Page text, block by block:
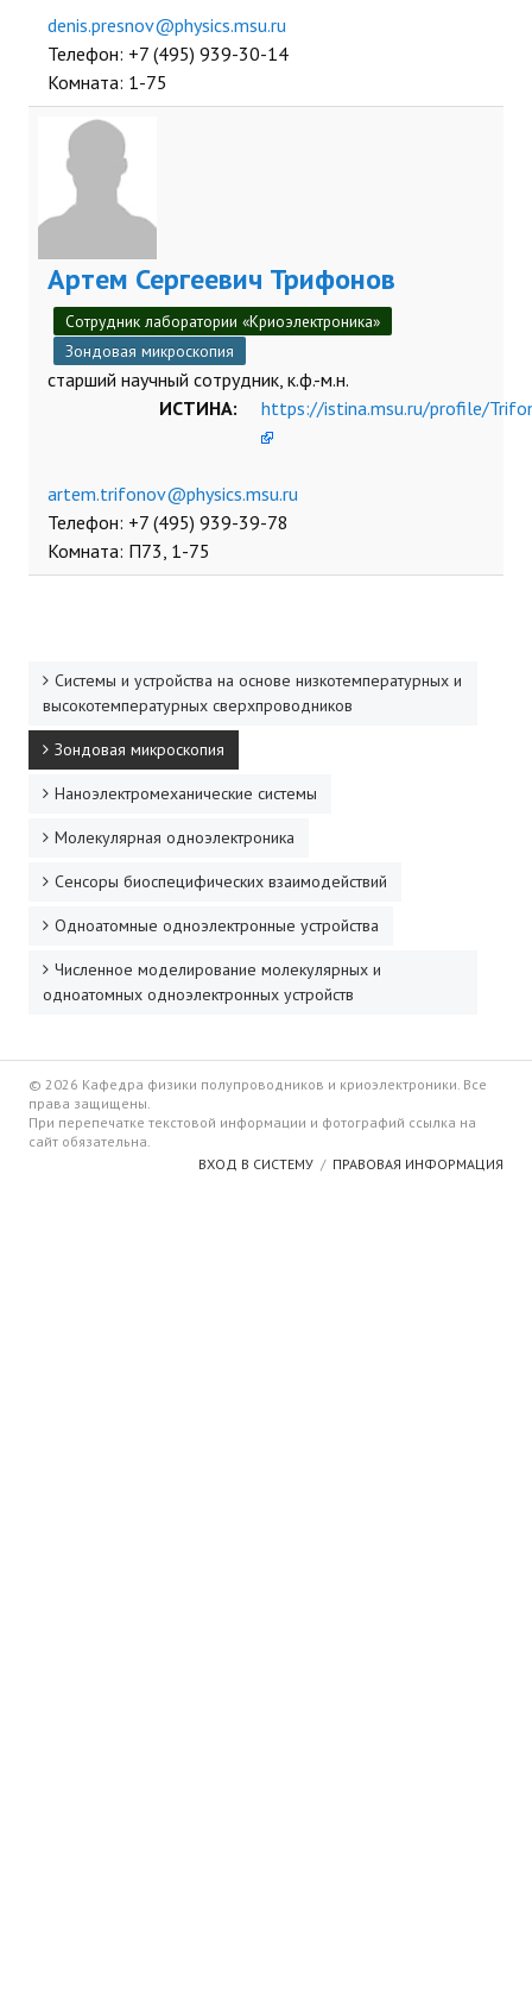
Телефон: +7 (495) 939-30-14
Комната: 1-75
Артем Сергеевич Трифонов
Сотрудник лаборатории «Криоэлектроника»
Зондовая микроскопия
старший научный сотрудник, к.ф.-м.н.
ИСТИНА:
https://istina.msu.ru/profile/
Телефон: +7 (495) 939-39-78
Комната: П73, 1-75
Системы и устройства на основе низкотемпературных и
высокотемпературных сверхпроводников
Зондовая микроскопия
Наноэлектромеханические системы
Молекулярная одноэлектроника
Сенсоры биоспецифических взаимодействий
Одноатомные одноэлектронные устройства
Численное моделирование молекулярных и
одноатомных одноэлектронных устройств
© 2026 Кафедра физики полупроводников и криоэлектроники. Все
права защищены.
При перепечатке текстовой информации и фотографий ссылка на
сайт обязательна.
ВХОД В СИСТЕМУ
ПРАВОВАЯ ИНФОРМАЦИЯ